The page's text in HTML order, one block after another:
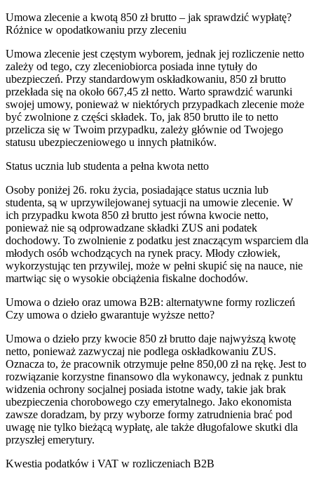
Umowa zlecenie a kwotą 850 zł brutto – jak sprawdzić wypłatę?
Różnice w opodatkowaniu przy zleceniu
Umowa zlecenie jest częstym wyborem, jednak jej rozliczenie netto
zależy od tego, czy zleceniobiorca posiada inne tytuły do
ubezpieczeń. Przy standardowym oskładkowaniu, 850 zł brutto
przekłada się na około 667,45 zł netto. Warto sprawdzić warunki
swojej umowy, ponieważ w niektórych przypadkach zlecenie może
być zwolnione z części składek. To, jak 850 brutto ile to netto
przelicza się w Twoim przypadku, zależy głównie od Twojego
statusu ubezpieczeniowego u innych płatników.
Status ucznia lub studenta a pełna kwota netto
Osoby poniżej 26. roku życia, posiadające status ucznia lub
studenta, są w uprzywilejowanej sytuacji na umowie zlecenie. W
ich przypadku kwota 850 zł brutto jest równa kwocie netto,
ponieważ nie są odprowadzane składki ZUS ani podatek
dochodowy. To zwolnienie z podatku jest znaczącym wsparciem dla
młodych osób wchodzących na rynek pracy. Młody człowiek,
wykorzystując ten przywilej, może w pełni skupić się na nauce, nie
martwiąc się o wysokie obciążenia fiskalne dochodów.
Umowa o dzieło oraz umowa B2B: alternatywne formy rozliczeń
Czy umowa o dzieło gwarantuje wyższe netto?
Umowa o dzieło przy kwocie 850 zł brutto daje najwyższą kwotę
netto, ponieważ zazwyczaj nie podlega oskładkowaniu ZUS.
Oznacza to, że pracownik otrzymuje pełne 850,00 zł na rękę. Jest to
rozwiązanie korzystne finansowo dla wykonawcy, jednak z punktu
widzenia ochrony socjalnej posiada istotne wady, takie jak brak
ubezpieczenia chorobowego czy emerytalnego. Jako ekonomista
zawsze doradzam, by przy wyborze formy zatrudnienia brać pod
uwagę nie tylko bieżącą wypłatę, ale także długofalowe skutki dla
przyszłej emerytury.
Kwestia podatków i VAT w rozliczeniach B2B